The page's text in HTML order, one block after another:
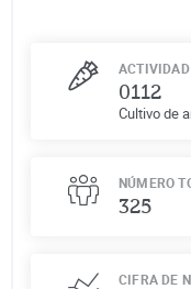
0112
Cultivo de
NÚMERO
325
CIFRA DE